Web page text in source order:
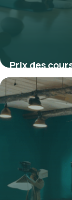
Prix des
pour choisir
5 février 2026